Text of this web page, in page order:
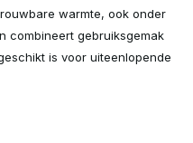
warmte, ook onder
combineert gebruiksgemak
is voor uiteenlopende